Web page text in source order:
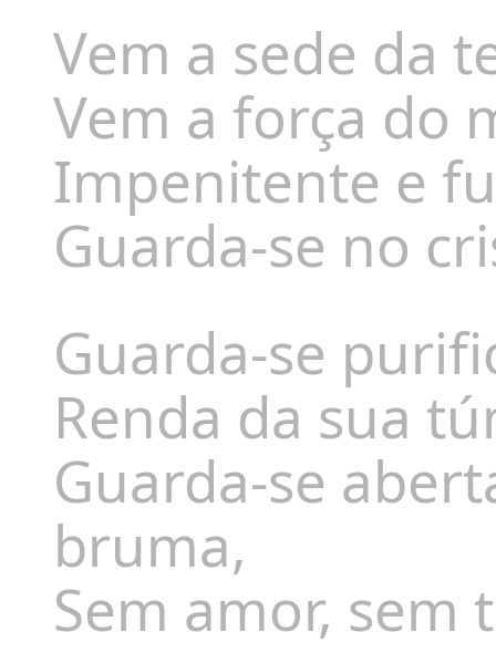
Vem a sede da
Vem a força do
Impenitente e
Guarda-se no
Guarda-se
Renda da sua
Guarda-se
bruma,
Sem amor,